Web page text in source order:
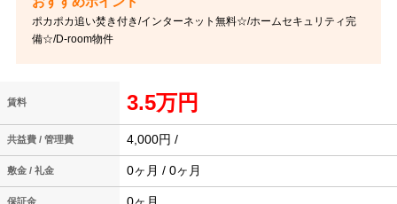
ポカポカ追い焚き付き/インターネット無料☆/ホームセキュリティ完
備☆/D-room物件
賃料 3.5万円
共益費 / 管理費 4,000円 /
敷金 / 礼金 0ヶ月 / 0ヶ月
保証金 0ヶ月